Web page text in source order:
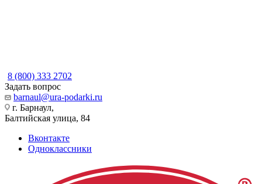
8 (800) 333 2702
Задать вопрос
barnaul@ura-podarki.ru
г. Барнаул,
Балтийская улица, 84
Вконтакте
Одноклассники